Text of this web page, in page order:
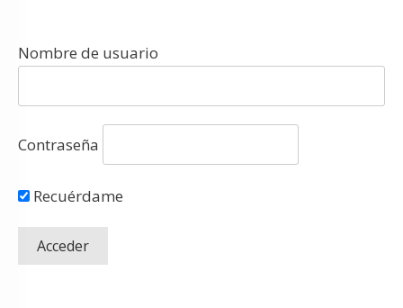
Nombre de usuario
Contraseña
Recuérdame